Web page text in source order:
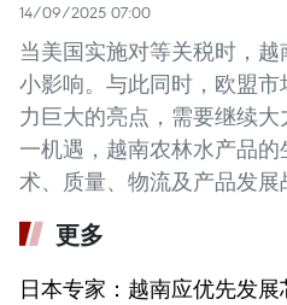
14/09/2025 07:00
当美国实施对等关税时，
小影响。与此同时，欧盟
力巨大的亮点，需要继续
一机遇，越南农林水产品
术、质量、物流及产品发展
更多
日本专家：越南应优先发展